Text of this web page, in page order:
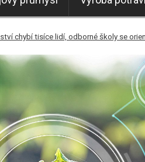
chybí tisíce lidí, odborné školy se